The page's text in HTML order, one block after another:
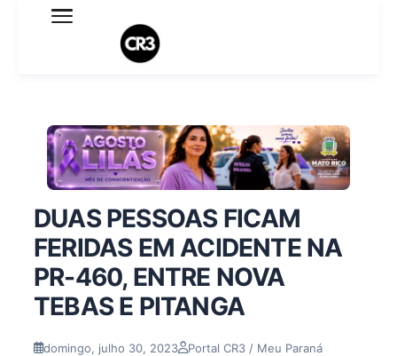
Expediente
Termo de Uso
Sobre o blog
DUAS PESSOAS FICAM
FERIDAS EM ACIDENTE NA
PR-460, ENTRE NOVA
TEBAS E PITANGA
domingo, julho 30, 2023 Portal CR3 / Meu Paraná